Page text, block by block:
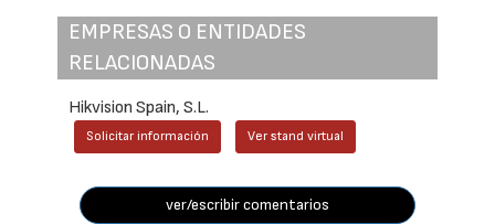
EMPRESAS O ENTIDADES
RELACIONADAS
Hikvision Spain, S.L.
Solicitar información Ver stand virtual
ver/escribir comentarios